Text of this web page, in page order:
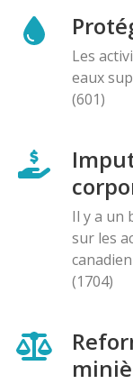
Les
eaux
(601)
Il y a un
sur les
(1704)